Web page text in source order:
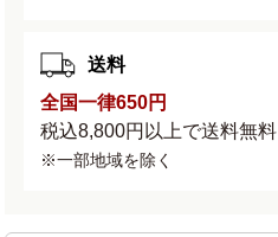
送料
全国一律650円
税込8,800円以上で送料無料
※一部地域を除く